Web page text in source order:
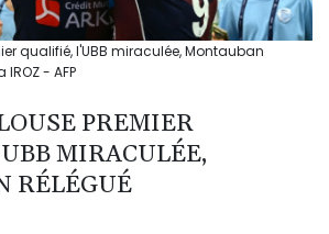
qualifié, l'UBB miraculée, Montauban
- AFP
PREMIER
MIRACULÉE,
RÉLÉGUÉ